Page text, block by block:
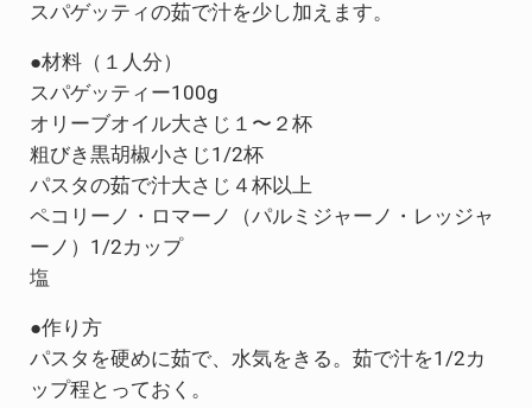
スパゲッティの茹で汁を少し加えます。
●材料（１人分）
スパゲッティー100g
オリーブオイル大さじ１〜２杯
粗びき黒胡椒小さじ1/2杯
パスタの茹で汁大さじ４杯以上
ペコリーノ・ロマーノ（パルミジャーノ・レッジャ
ーノ）1/2カップ
塩
●作り方
パスタを硬めに茹で、水気をきる。茹で汁を1/2カ
ップ程とっておく。